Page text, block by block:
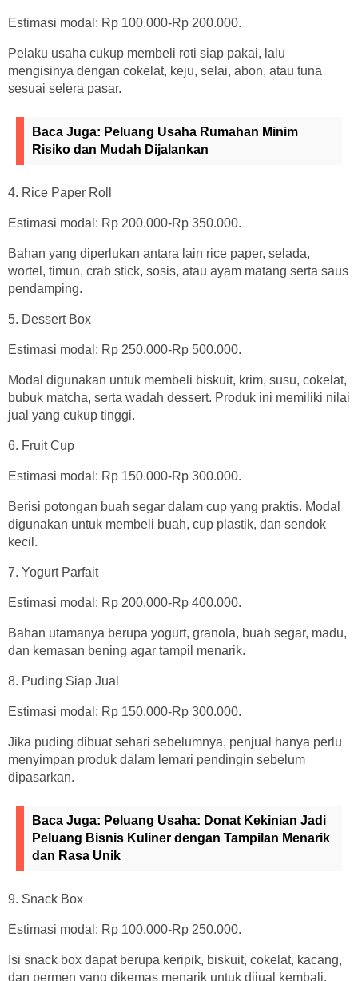
Estimasi modal: Rp 100.000-Rp 200.000.
Pelaku usaha cukup membeli roti siap pakai, lalu
mengisinya dengan cokelat, keju, selai, abon, atau tuna
sesuai selera pasar.
Baca Juga: Peluang Usaha Rumahan Minim
Risiko dan Mudah Dijalankan
4. Rice Paper Roll
Estimasi modal: Rp 200.000-Rp 350.000.
Bahan yang diperlukan antara lain rice paper, selada,
wortel, timun, crab stick, sosis, atau ayam matang serta saus
pendamping.
5. Dessert Box
Estimasi modal: Rp 250.000-Rp 500.000.
Modal digunakan untuk membeli biskuit, krim, susu, cokelat,
bubuk matcha, serta wadah dessert. Produk ini memiliki nilai
jual yang cukup tinggi.
6. Fruit Cup
Estimasi modal: Rp 150.000-Rp 300.000.
Berisi potongan buah segar dalam cup yang praktis. Modal
digunakan untuk membeli buah, cup plastik, dan sendok
kecil.
7. Yogurt Parfait
Estimasi modal: Rp 200.000-Rp 400.000.
Bahan utamanya berupa yogurt, granola, buah segar, madu,
dan kemasan bening agar tampil menarik.
8. Puding Siap Jual
Estimasi modal: Rp 150.000-Rp 300.000.
Jika puding dibuat sehari sebelumnya, penjual hanya perlu
menyimpan produk dalam lemari pendingin sebelum
dipasarkan.
Baca Juga: Peluang Usaha: Donat Kekinian Jadi
Peluang Bisnis Kuliner dengan Tampilan Menarik
dan Rasa Unik
9. Snack Box
Estimasi modal: Rp 100.000-Rp 250.000.
Isi snack box dapat berupa keripik, biskuit, cokelat, kacang,
dan permen yang dikemas menarik untuk dijual kembali.